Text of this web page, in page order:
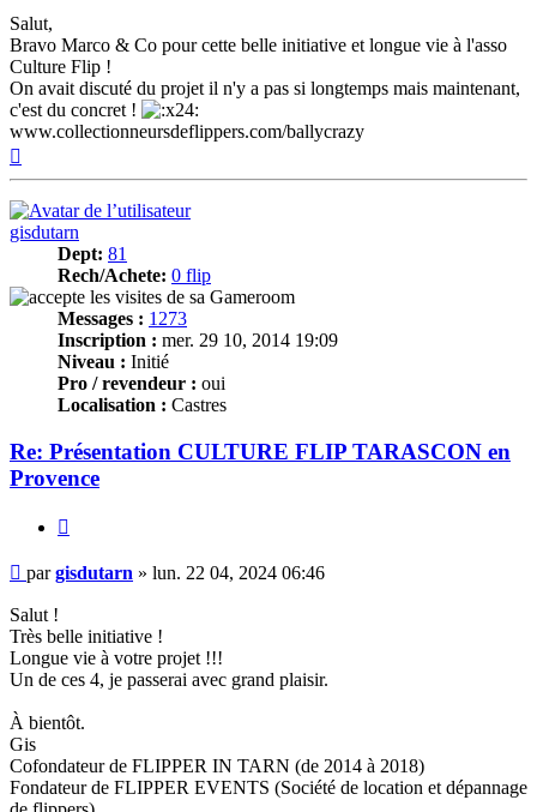
Salut,
Bravo Marco & Co pour cette belle initiative et longue vie à l'asso
Culture Flip !
On avait discuté du projet il n'y a pas si longtemps mais maintenant,
c'est du concret !
www.collectionneursdeflippers.com/ballycrazy
gisdutarn
Dept: 81
Rech/Achete: 0 flip
Messages : 1273
Inscription : mer. 29 10, 2014 19:09
Niveau : Initié
Pro / revendeur : oui
Localisation : Castres
Re: Présentation CULTURE FLIP TARASCON en
Provence
Message
pargisdutarn » lun. 22 04, 2024 06:46
Salut !
Très belle initiative !
Longue vie à votre projet !!!
Un de ces 4, je passerai avec grand plaisir.
À bientôt.
Gis
Cofondateur de FLIPPER IN TARN (de 2014 à 2018)
Fondateur de FLIPPER EVENTS (Société de location et dépannage